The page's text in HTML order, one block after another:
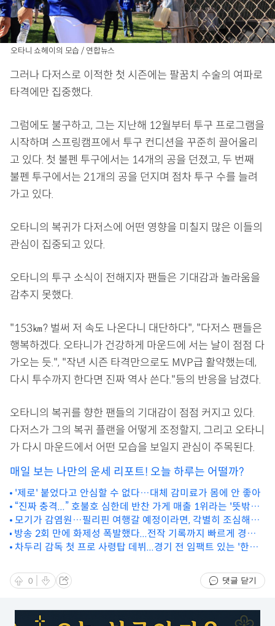
오타니 쇼헤이의 모습 / 연합뉴스
그러나 다저스로 이적한 첫 시즌에는 팔꿈치 수술의 여파로
타격에만 집중했다.
그럼에도 불구하고, 그는 지난해 12월부터 투구 프로그램을
시작하며 스프링캠프에서 투구 컨디션을 꾸준히 끌어올리
고 있다. 첫 불펜 투구에서는 14개의 공을 던졌고, 두 번째
불펜 투구에서는 21개의 공을 던지며 점차 투구 수를 늘려
가고 있다.
오타니의 복귀가 다저스에 어떤 영향을 미칠지 많은 이들의
관심이 집중되고 있다.
오타니의 투구 소식이 전해지자 팬들은 기대감과 놀라움을
감추지 못했다.
"153㎞? 벌써 저 속도 나온다니 대단하다", "다저스 팬들은
행복하겠다. 오타니가 건강하게 마운드에 서는 날이 점점 다
가오는 듯.", "작년 시즌 타격만으로도 MVP급 활약했는데,
다시 투수까지 한다면 진짜 역사 쓴다."등의 반응을 남겼다.
오타니의 복귀를 향한 팬들의 기대감이 점점 커지고 있다.
다저스가 그의 복귀 플랜을 어떻게 조정할지, 그리고 오타니
가 다시 마운드에서 어떤 모습을 보일지 관심이 주목된다.
매일 보는 나만의 운세 리포트! 오늘 하루는 어떨까?
'제로' 붙었다고 안심할 수 없다…대체 감미료가 몸에 안 좋아
“진짜 충격...” 호불호 심한데 반찬 가게 매출 1위라는 '뜻밖의
한국음식'
모기가 감염원…필리핀 여행갈 예정이라면, 각별히 조심해야
하는 이유
방송 2회 만에 화제성 폭발했다...전작 기록까지 빠르게 경신
한 한국 드라마
차두리 감독 첫 프로 사령탑 데뷔...경기 전 임팩트 있는 '한마
0 댓글 닫기